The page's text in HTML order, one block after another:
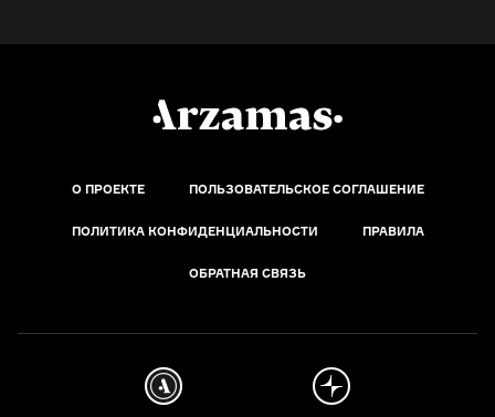
О ПРОЕКТЕ ПОЛЬЗОВАТЕЛЬСКОЕ СОГЛАШЕНИЕ
ПОЛИТИКА КОНФИДЕНЦИАЛЬНОСТИ ПРАВИЛА
ОБРАТНАЯ СВЯЗЬ